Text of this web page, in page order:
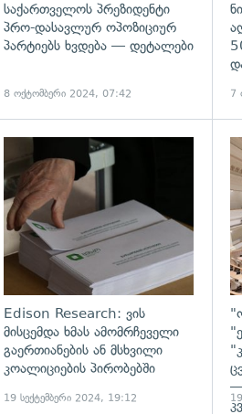
საქართველოს პრეზიდენტი
პრო-დასავლურ ოპოზიციურ
პარტიებს ხვდება — დეტალები
8 ოქტომბერი 2024, 07:42 7
გადახედვა
Edison Research: ვის
მისცემდა ხმას ამომრჩეველი
გაერთიანების ან მსხვილი
კოალიციების პირობებში
19 სექტემბერი 2024, 19:12
—